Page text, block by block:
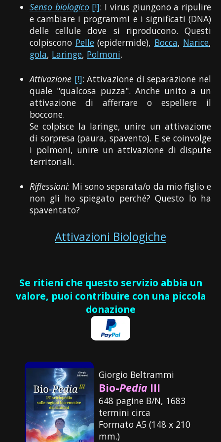
Senso biologico [!]: I virus giungono a ripulire
e cambiare i programmi e i significati (DNA)
delle cellule dove si riproducono. Questi
colpiscono Pelle(epidermide), Bocca, Narice,
gola, Laringe, Polmoni.
Attivazione [!]: Attivazione di separazione nel
quale "qualcosa puzza". Anche unito a un
attivazione di afferrare o espellere il
boccone.
Se colpisce la laringe, unire un attivazione
di sorpresa (paura, spavento). E se coinvolge
i polmoni, unire un attivazione di dispute
territoriali.
Riflessioni: Mi sono separata/o da mio figlio e
non gli ho spiegato perché? Questo lo ha
spaventato?
Attivazioni Biologiche
Se ritieni che questo servizio abbia un
valore, puoi contribuire con una piccola
donazione
Giorgio Beltrammi
Bio-Pedia III
648 pagine B/N, 1683
termini circa
Formato A5 (148 x 210
mm.)